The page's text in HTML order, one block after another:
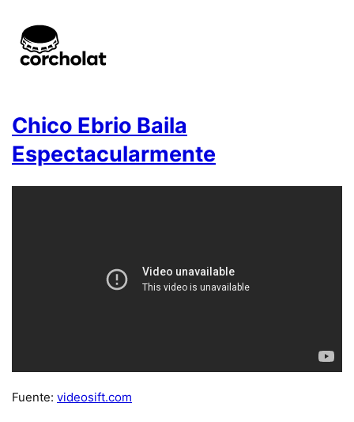
Chico Ebrio Baila
Espectacularmente
Fuente: videosift.com